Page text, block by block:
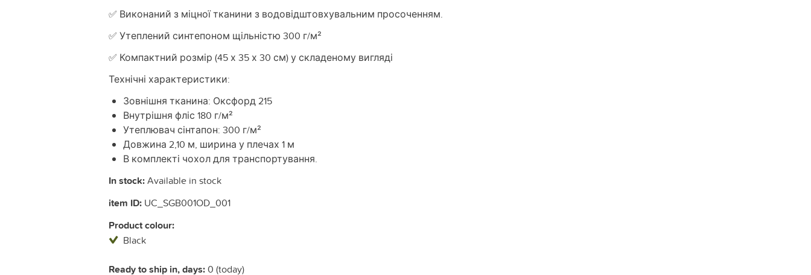
✅ Виконаний з міцної тканини з водовідштовхувальним просоченням.
✅ Утеплений синтепоном щільністю 300 г/м²
✅ Компактний розмір (45 х 35 х 30 см) у складеному вигляді
Технічні характеристики:
Зовнішня тканина: Оксфорд 215
Внутрішня фліс 180 г/м²
Утеплювач сінтапон: 300 г/м²
Довжина 2,10 м, ширина у плечах 1 м
В комплекті чохол для транспортування.
In stock:Available in stock
item ID: UC_SGB001OD_001
Product colour:
Black
Ready to ship in, days:0 (today)